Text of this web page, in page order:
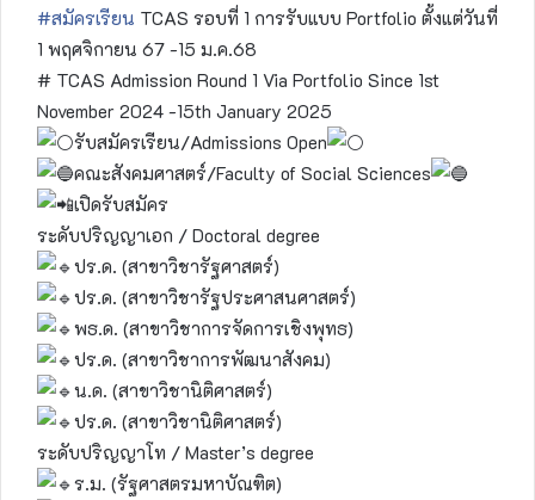
#สมัครเรียน TCAS รอบที่ 1 การรับแบบ Portfolio ตั้งแต่วันที่
1 พฤศจิกายน 67 -15 ม.ค.68
# TCAS Admission Round 1 Via Portfolio Since 1st
November 2024 -15th January 2025
รับสมัครเรียน/Admissions Open
คณะสังคมศาสตร์/Faculty of Social Sciences
เปิดรับสมัคร
ระดับปริญญาเอก / Doctoral degree
ปร.ด. (สาขาวิชารัฐศาสตร์)
ปร.ด. (สาขาวิชารัฐประศาสนศาสตร์)
พธ.ด. (สาขาวิชาการจัดการเชิงพุทธ)
ปร.ด. (สาขาวิชาการพัฒนาสังคม)
น.ด. (สาขาวิชานิติศาสตร์)
ปร.ด. (สาขาวิชานิติศาสตร์)
ระดับปริญญาโท / Master’s degree
ร.ม. (รัฐศาสตรมหาบัณฑิต)